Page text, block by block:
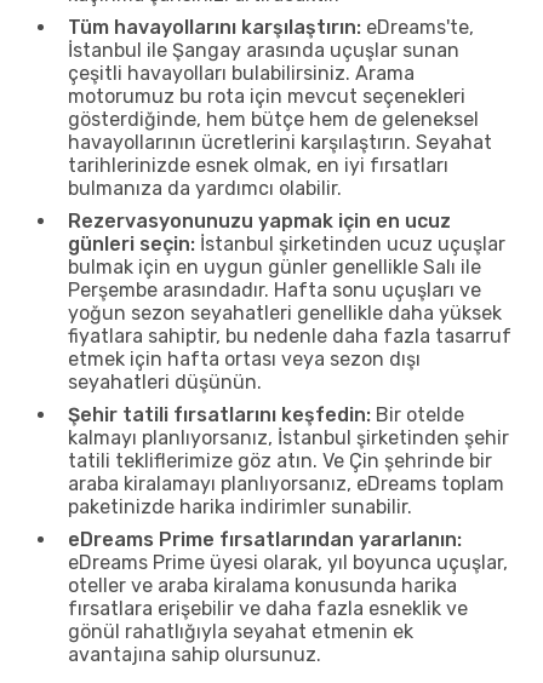
Tüm havayollarını karşılaştırın: eDreams'te,
İstanbul ile Şangay arasında uçuşlar sunan
çeşitli havayolları bulabilirsiniz. Arama
motorumuz bu rota için mevcut seçenekleri
gösterdiğinde, hem bütçe hem de geleneksel
havayollarının ücretlerini karşılaştırın. Seyahat
tarihlerinizde esnek olmak, en iyi fırsatları
bulmanıza da yardımcı olabilir.
Rezervasyonunuzu yapmak için en ucuz
günleri seçin: İstanbul şirketinden ucuz uçuşlar
bulmak için en uygun günler genellikle Salı ile
Perşembe arasındadır. Hafta sonu uçuşları ve
yoğun sezon seyahatleri genellikle daha yüksek
fiyatlara sahiptir, bu nedenle daha fazla tasarruf
etmek için hafta ortası veya sezon dışı
seyahatleri düşünün.
Şehir tatili fırsatlarını keşfedin: Bir otelde
kalmayı planlıyorsanız, İstanbul şirketinden şehir
tatili tekliflerimize göz atın. Ve Çin şehrinde bir
araba kiralamayı planlıyorsanız, eDreams toplam
paketinizde harika indirimler sunabilir.
eDreams Prime fırsatlarından yararlanın:
eDreams Prime üyesi olarak, yıl boyunca uçuşlar,
oteller ve araba kiralama konusunda harika
fırsatlara erişebilir ve daha fazla esneklik ve
gönül rahatlığıyla seyahat etmenin ek
avantajına sahip olursunuz.